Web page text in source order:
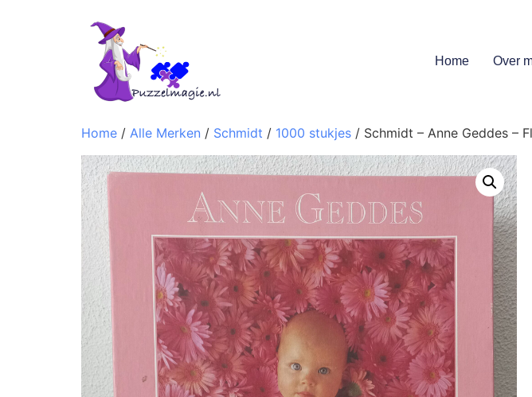
Home Over
Home / Alle Merken / Schmidt / 1000 stukjes / Schmidt – Anne Geddes –